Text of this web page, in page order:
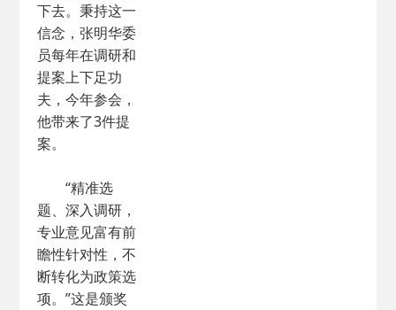
下去。秉持这一
信念，张明华委
员每年在调研和
提案上下足功
夫，今年参会，
他带来了3件提
案。
“精准选
题、深入调研，
专业意见富有前
瞻性针对性，不
断转化为政策选
项。”这是颁奖